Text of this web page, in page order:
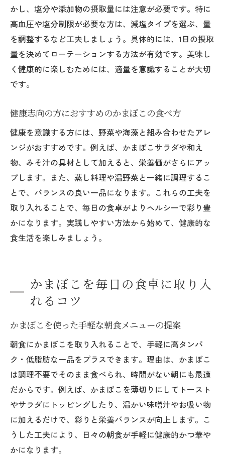
かし、塩分や添加物の摂取量には注意が必要です。特に
高血圧や塩分制限が必要な方は、減塩タイプを選ぶ、量
を調整するなど工夫しましょう。具体的には、1日の摂取
量を決めてローテーションする方法が有効です。美味し
く健康的に楽しむためには、適量を意識することが大切
です。
健康志向の方におすすめのかまぼこの食べ方
健康を意識する方には、野菜や海藻と組み合わせたアレ
ンジがおすすめです。例えば、かまぼこサラダや和え
物、みそ汁の具材として加えると、栄養価がさらにアッ
プします。また、蒸し料理や温野菜と一緒に調理するこ
とで、バランスの良い一品になります。これらの工夫を
取り入れることで、毎日の食卓がよりヘルシーで彩り豊
かになります。実践しやすい方法から始めて、健康的な
食生活を楽しみましょう。
かまぼこを毎日の食卓に取り入
れるコツ
かまぼこを使った手軽な朝食メニューの提案
朝食にかまぼこを取り入れることで、手軽に高タンパ
ク・低脂肪な一品をプラスできます。理由は、かまぼこ
は調理不要でそのまま食べられ、時間がない朝にも最適
だからです。例えば、かまぼこを薄切りにしてトースト
やサラダにトッピングしたり、温かい味噌汁やお吸い物
に加えるだけで、彩りと栄養バランスが向上します。こ
うした工夫により、日々の朝食が手軽に健康的かつ華や
かになります。